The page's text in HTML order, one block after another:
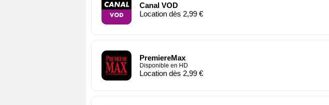
Canal VOD
Location dès 2,99 €
PremiereMax
Disponible en HD
Location dès 2,99 €